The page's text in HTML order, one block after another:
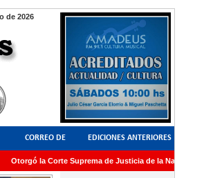
de 2026
CORREO DE
LECTORES
EDICIONES ANTERIORES
la Corte Suprema de Justicia de la Nación una